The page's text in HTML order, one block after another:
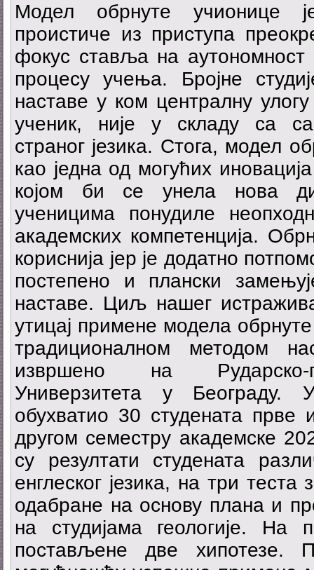
Модел обрнуте учионице
проистиче из приступа
фокус ставља на аутономност
процесу учења. Бројне
наставе у ком централну
ученик, није у складу са
страног језика. Стога, модел
као једна од могућих
којом би се унела нова
ученицима понудиле
академских компетенција.
кориснија јер је додатно
постепено и плански
наставе. Циљ нашег
утицај примене модела
традиционалном методом
извршено на Рударско-
Универзитета у Београду.
обухватио 30 студената прве
другом семестру академске
су резултати студената
енглеског језика, на три
одабране на основу плана и
на студијама геологије. На
постављене две хипотезе.